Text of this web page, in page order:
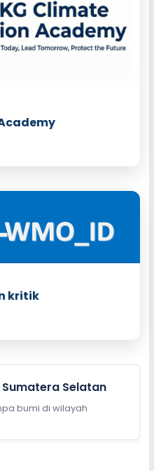
kritik
Selatan
bumi di wilayah